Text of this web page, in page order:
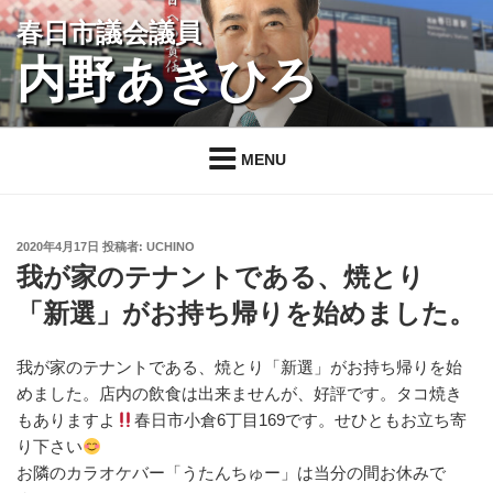
コ
ン
ツ
春日市議会議員
内野あきひろ
MENU
投
稿
日:
2020年4月17日 投稿者: UCHINO
我が家のテナントである、焼とり
「新選」がお持ち帰りを始めました。
我が家のテナントである、焼とり「新選」がお持ち帰りを始
めました。店内の飲食は出来ませんが、好評です。タコ焼き
もありますよ
春日市小倉6丁目169です。せひともお立ち寄
り下さい
お隣のカラオケバー「うたんちゅー」は当分の間お休みで